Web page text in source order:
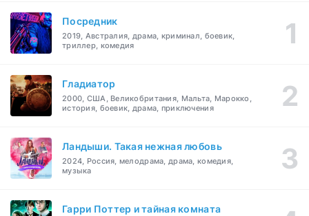
Посредник
2019, Австралия, драма, криминал, боевик,
триллер, комедия
Гладиатор
2000, США, Великобритания, Мальта, Марокко,
история, боевик, драма, приключения
Ландыши. Такая нежная любовь
2024, Россия, мелодрама, драма, комедия,
музыка
Гарри Поттер и тайная комната